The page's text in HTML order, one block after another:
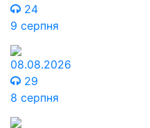
24
9 серпня
08.08.2026
29
8 серпня